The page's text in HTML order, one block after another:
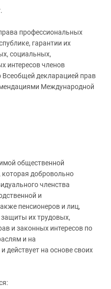
АКТИВИСТОВ
И ПРОТЕСТЫ
профессиональных
гарантии их
социальных,
интересов членов
Всеобщей декларацией прав
Международной
общественной
которая добровольно
членства
и
пенсионеров и лиц,
их трудовых,
и законных интересов по
и на
действует на основе своих